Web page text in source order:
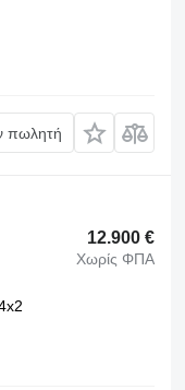
πωλητή
12.900 €
Χωρίς ΦΠΑ